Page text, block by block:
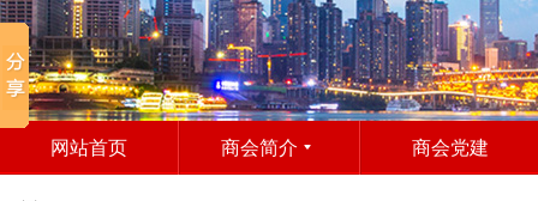
网站首页 商会简介 商会党建